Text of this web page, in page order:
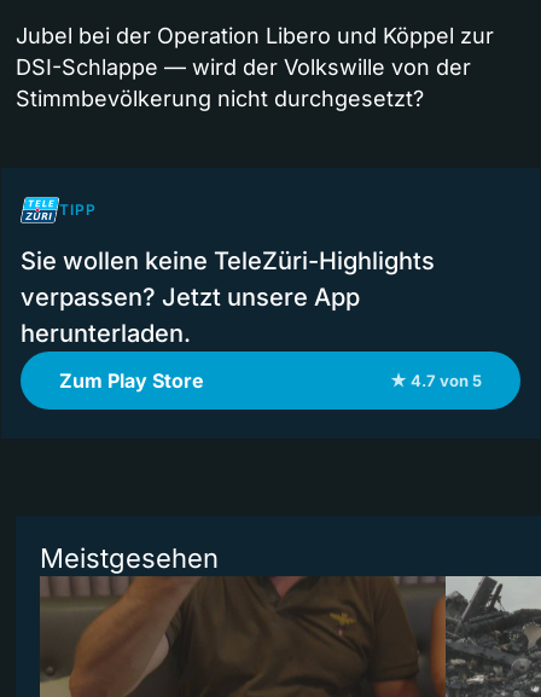
Jubel bei der Operation Libero und Köppel zur
DSI-Schlappe — wird der Volkswille von der
Stimmbevölkerung nicht durchgesetzt?
TIPP
Sie wollen keine TeleZüri-Highlights
verpassen? Jetzt unsere App
herunterladen.
Zum Play Store ★ 4.7 von 5
Meistgesehen